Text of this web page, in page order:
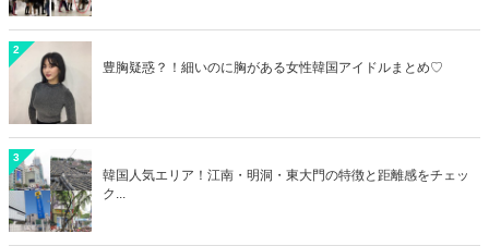
2
豊胸疑惑？！細いのに胸がある女性韓国アイドルまとめ♡
3
韓国人気エリア！江南・明洞・東大門の特徴と距離感をチェッ
ク...